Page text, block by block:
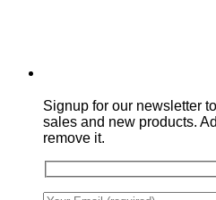
Signup for our newsletter
sales and new products.
remove it.